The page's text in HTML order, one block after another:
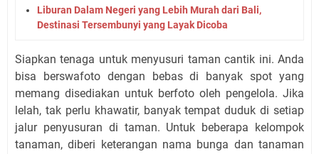
Liburan Dalam Negeri yang Lebih Murah dari Bali,
Destinasi Tersembunyi yang Layak Dicoba
Siapkan tenaga untuk menyusuri taman cantik ini. Anda
bisa berswafoto dengan bebas di banyak spot yang
memang disediakan untuk berfoto oleh pengelola. Jika
lelah, tak perlu khawatir, banyak tempat duduk di setiap
jalur penyusuran di taman. Untuk beberapa kelompok
tanaman, diberi keterangan nama bunga dan tanaman